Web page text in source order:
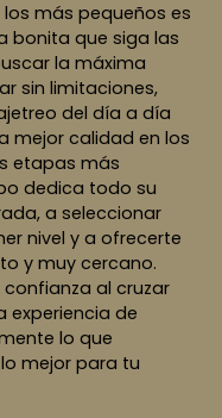
más pequeños es
bonita que siga las
la máxima
sin limitaciones,
del día a día
mejor calidad en los
etapas más
dedica todo su
a seleccionar
nivel y a ofrecerte
y muy cercano.
al cruzar
experiencia de
lo que
mejor para tu